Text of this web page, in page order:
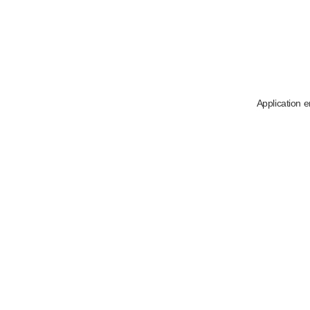
Application